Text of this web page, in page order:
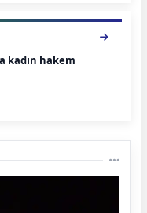
kadın hakem